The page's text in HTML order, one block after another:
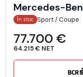
Mercedes-
În stoc Sport / Coupe
77.700 €
64.215 € NET